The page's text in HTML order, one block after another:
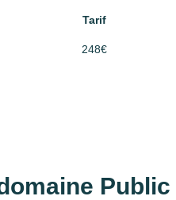
Tarif
248€
Public